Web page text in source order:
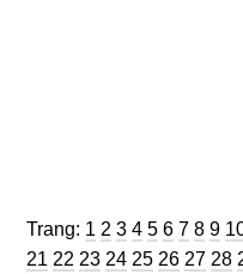
Trang: Trang
1 Trang
2 Trang
3 Trang
4 Trang
5 Trang
6 Trang
7 Trang
8 9
Trang
21 Trang
22 Trang
23 Trang
24 Trang
25 Trang
26 Trang
27 28